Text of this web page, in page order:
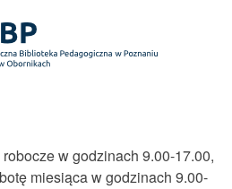
w godzinach 9.00-17.00,
miesiąca w godzinach 9.00-